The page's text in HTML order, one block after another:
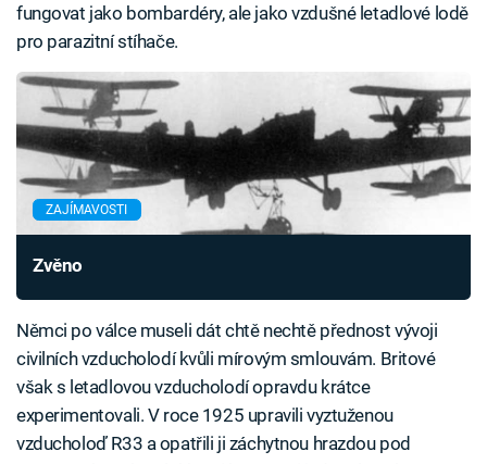
fungovat jako bombardéry, ale jako vzdušné letadlové lodě
pro parazitní stíhače.
ZAJÍMAVOSTI
Zvěno
Němci po válce museli dát chtě nechtě přednost vývoji
civilních vzducholodí kvůli mírovým smlouvám. Britové
však s letadlovou vzducholodí opravdu krátce
experimentovali. V roce 1925 upravili vyztuženou
vzducholoď R33 a opatřili ji záchytnou hrazdou pod